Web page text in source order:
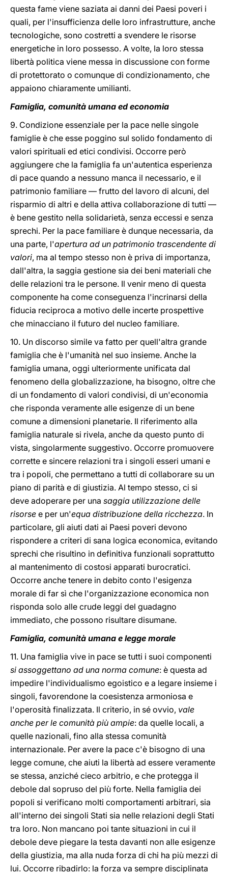
questa fame viene saziata ai danni dei Paesi poveri i
quali, per l'insufficienza delle loro infrastrutture, anche
tecnologiche, sono costretti a svendere le risorse
energetiche in loro possesso. A volte, la loro stessa
libertà politica viene messa in discussione con forme
di protettorato o comunque di condizionamento, che
appaiono chiaramente umilianti.
Famiglia, comunità umana ed economia
9. Condizione essenziale per la pace nelle singole
famiglie è che esse poggino sul solido fondamento di
valori spirituali ed etici condivisi. Occorre però
aggiungere che la famiglia fa un'autentica esperienza
di pace quando a nessuno manca il necessario, e il
patrimonio familiare — frutto del lavoro di alcuni, del
risparmio di altri e della attiva collaborazione di tutti —
è bene gestito nella solidarietà, senza eccessi e senza
sprechi. Per la pace familiare è dunque necessaria, da
una parte, l'apertura ad un patrimonio trascendente di
valori, ma al tempo stesso non è priva di importanza,
dall'altra, la saggia gestione sia dei beni materiali che
delle relazioni tra le persone. Il venir meno di questa
componente ha come conseguenza l'incrinarsi della
fiducia reciproca a motivo delle incerte prospettive
che minacciano il futuro del nucleo familiare.
10. Un discorso simile va fatto per quell'altra grande
famiglia che è l'umanità nel suo insieme. Anche la
famiglia umana, oggi ulteriormente unificata dal
fenomeno della globalizzazione, ha bisogno, oltre che
di un fondamento di valori condivisi, di un'economia
che risponda veramente alle esigenze di un bene
comune a dimensioni planetarie. Il riferimento alla
famiglia naturale si rivela, anche da questo punto di
vista, singolarmente suggestivo. Occorre promuovere
corrette e sincere relazioni tra i singoli esseri umani e
tra i popoli, che permettano a tutti di collaborare su un
piano di parità e di giustizia. Al tempo stesso, ci si
deve adoperare per una saggia utilizzazione delle
risorse e per un'equa distribuzione della ricchezza. In
particolare, gli aiuti dati ai Paesi poveri devono
rispondere a criteri di sana logica economica, evitando
sprechi che risultino in definitiva funzionali soprattutto
al mantenimento di costosi apparati burocratici.
Occorre anche tenere in debito conto l'esigenza
morale di far sì che l'organizzazione economica non
risponda solo alle crude leggi del guadagno
immediato, che possono risultare disumane.
Famiglia, comunità umana e legge morale
11. Una famiglia vive in pace se tutti i suoi componenti
si assoggettano ad una norma comune: è questa ad
impedire l'individualismo egoistico e a legare insieme i
singoli, favorendone la coesistenza armoniosa e
l'operosità finalizzata. Il criterio, in sé ovvio, vale
anche per le comunità più ampie: da quelle locali, a
quelle nazionali, fino alla stessa comunità
internazionale. Per avere la pace c'è bisogno di una
legge comune, che aiuti la libertà ad essere veramente
se stessa, anziché cieco arbitrio, e che protegga il
debole dal sopruso del più forte. Nella famiglia dei
popoli si verificano molti comportamenti arbitrari, sia
all'interno dei singoli Stati sia nelle relazioni degli Stati
tra loro. Non mancano poi tante situazioni in cui il
debole deve piegare la testa davanti non alle esigenze
della giustizia, ma alla nuda forza di chi ha più mezzi di
lui. Occorre ribadirlo: la forza va sempre disciplinata